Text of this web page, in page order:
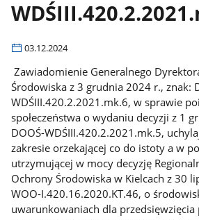
03.12.2024
Zawiadomienie Generalnego
Środowiska z 3 grudnia 2024 r., znak:
WDŚIII.420.2.2021.mk.6, w sprawie
społeczeństwa o wydaniu decyzji z 1
DOOŚ-WDŚIII.420.2.2021.mk.5,
zakresie orzekającej co do istoty a w
utrzymującej w mocy decyzję
Ochrony Środowiska w Kielcach z 30
WOO-I.420.16.2020.KT.46, o
uwarunkowaniach dla przedsięwzięcia